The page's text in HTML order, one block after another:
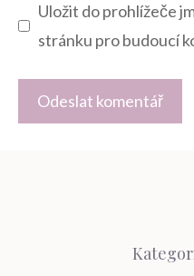
Uložit do prohlížeče
stránku pro budoucí